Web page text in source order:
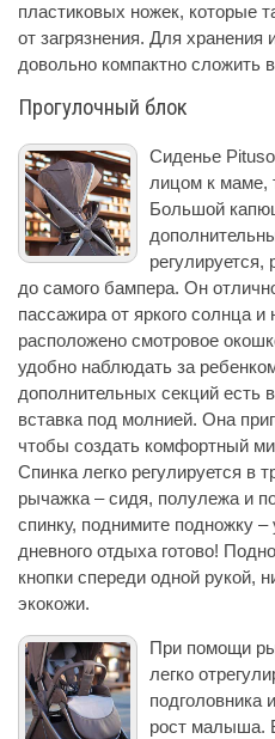
пластиковых ножек, которые
от загрязнения. Для хранения
довольно компактно сложить
Прогулочный блок
Сиденье
лицом к маме,
Большой
регулируется,
до самого бампера. Он
пассажира от яркого солнца
расположено смотровое
удобно наблюдать за
дополнительных секций есть
вставка под молнией. Она
чтобы создать комфортный
Спинка легко регулируется в
рычажка – сидя, полулежа и
спинку, поднимите подножку
дневного отдыха готово!
кнопки спереди одной рукой,
экокожи.
При помощи
легко
подголовника
рост малыша.